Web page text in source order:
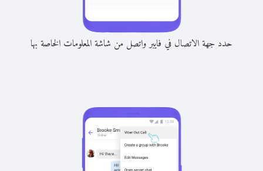
حدد جهة الاتصال في فايبر واتصل من شاشة المعلومات الخاصة بها